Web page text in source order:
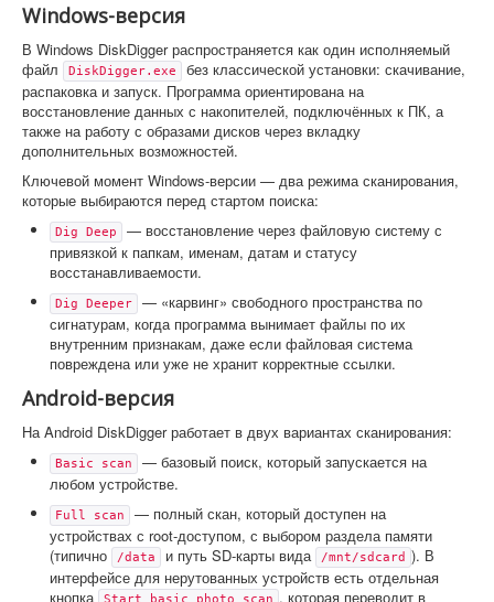
Windows-версия
В Windows DiskDigger распространяется как один исполняемый
файл
DiskDigger.exe
без классической установки: скачивание,
распаковка и запуск. Программа ориентирована на
восстановление данных с накопителей, подключённых к ПК, а
также на работу с образами дисков через вкладку
дополнительных возможностей.
Ключевой момент Windows-версии — два режима сканирования,
которые выбираются перед стартом поиска:
Dig Deep
— восстановление через файловую систему с
привязкой к папкам, именам, датам и статусу
восстанавливаемости.
Dig Deeper
— «карвинг» свободного пространства по
сигнатурам, когда программа вынимает файлы по их
внутренним признакам, даже если файловая система
повреждена или уже не хранит корректные ссылки.
Android-версия
На Android DiskDigger работает в двух вариантах сканирования:
Basic scan
— базовый поиск, который запускается на
любом устройстве.
Full scan
— полный скан, который доступен на
устройствах с root-доступом, с выбором раздела памяти
(типично
/data и путь SD-карты вида /mnt/sdcard ). В
интерфейсе для нерутованных устройств есть отдельная
кнопка
Start basic photo scan , которая переводит в